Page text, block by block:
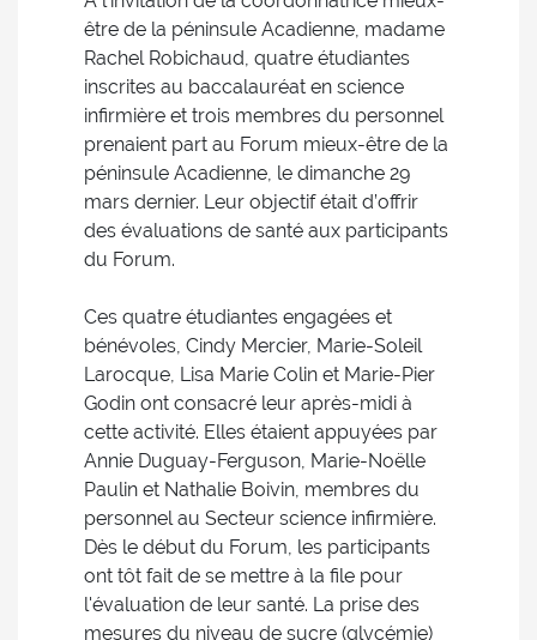
être de la péninsule Acadienne, madame
Rachel Robichaud, quatre étudiantes
inscrites au baccalauréat en science
infirmière et trois membres du personnel
prenaient part au Forum mieux-être de la
péninsule Acadienne, le dimanche 29
mars dernier. Leur objectif était d’offrir
des évaluations de santé aux participants
du Forum.
Ces quatre étudiantes engagées et
bénévoles, Cindy Mercier, Marie-Soleil
Larocque, Lisa Marie Colin et Marie-Pier
Godin ont consacré leur après-midi à
cette activité. Elles étaient appuyées par
Annie Duguay-Ferguson, Marie-Noëlle
Paulin et Nathalie Boivin, membres du
personnel au Secteur science infirmière.
Dès le début du Forum, les participants
ont tôt fait de se mettre à la file pour
l'évaluation de leur santé. La prise des
mesures du niveau de sucre (glycémie)